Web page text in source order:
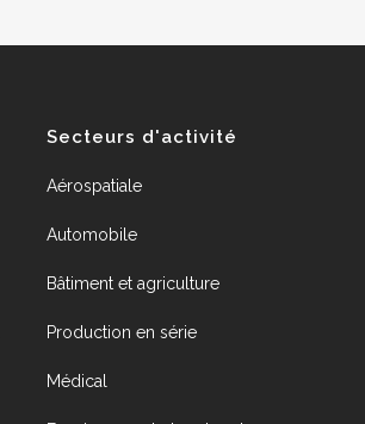
Secteurs d'activité
Aérospatiale
Automobile
Bâtiment et agriculture
Production en série
Médical